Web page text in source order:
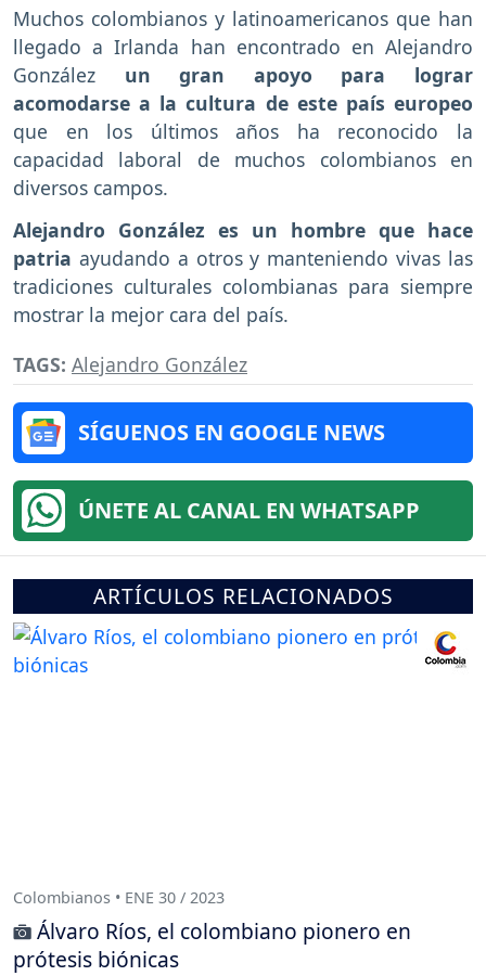
Muchos colombianos y latinoamericanos que han
llegado a Irlanda han encontrado en Alejandro
González un gran apoyo para lograr
acomodarse a la cultura de este país europeo
que en los últimos años ha reconocido la
capacidad laboral de muchos colombianos en
diversos campos.
Alejandro González es un hombre que hace
patria ayudando a otros y manteniendo vivas las
tradiciones culturales colombianas para siempre
mostrar la mejor cara del país.
TAGS: Alejandro González
SÍGUENOS EN GOOGLE NEWS
ÚNETE AL CANAL EN WHATSAPP
ARTÍCULOS RELACIONADOS
Colombianos • ENE 30 / 2023
Álvaro Ríos, el colombiano pionero en
prótesis biónicas